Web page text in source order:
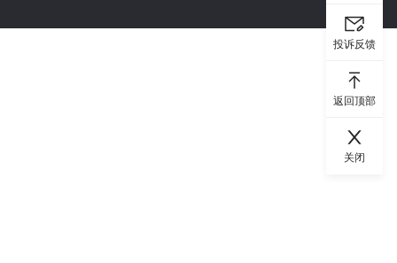
投诉反馈
返回顶部
关闭